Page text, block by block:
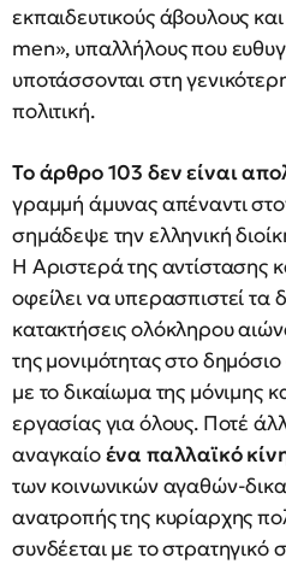
εκπαιδευτικούς άβουλους
men», υπαλλήλους που
υποτάσσονται στη
πολιτική.
Το άρθρο 103 δεν είναι
γραμμή άμυνας απέναντι
σημάδεψε την ελληνική
Η Αριστερά της αντίστασης
οφείλει να υπερασπιστεί τα
κατακτήσεις ολόκληρου
της μονιμότητας στο
με το δικαίωμα της μόνιμης
εργασίας για όλους. Ποτέ
αναγκαίοένα παλλαϊκό
των κοινωνικών αγαθών-
ανατροπής της κυρίαρχης
συνδέεται με το στρατηγικό